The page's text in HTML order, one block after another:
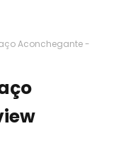
Aconchegante -